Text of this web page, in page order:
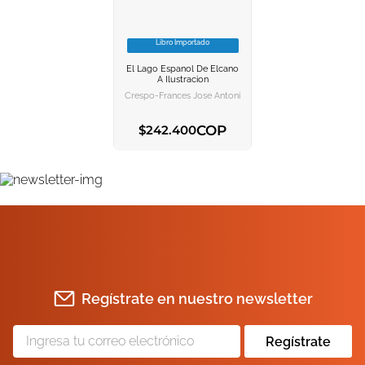
VER INFORMACION
AGREGAR AL
Libro Importado
El Lago Espanol De Elcano
A Ilustracion
Crespo-Frances Jose Antonio
$242.400COP
Regístrate en nuestro newsletter
Regístrate